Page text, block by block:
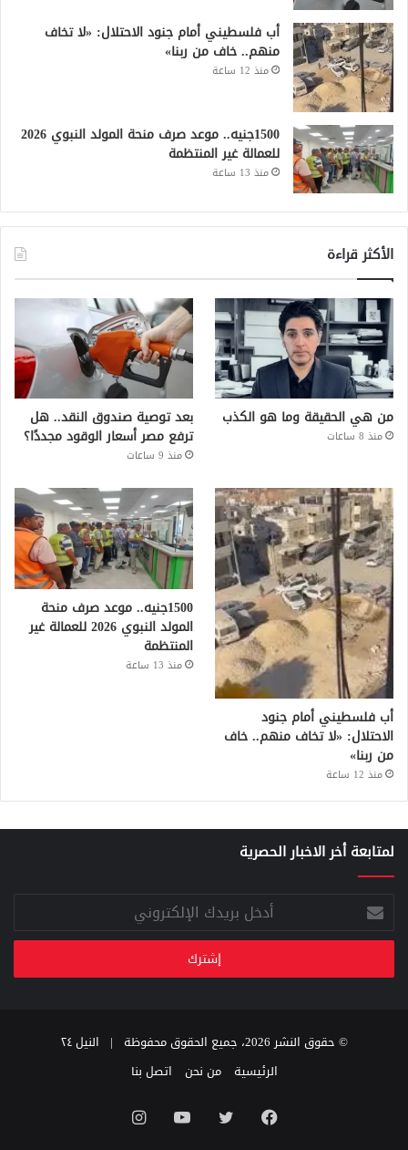
أب فلسطيني أمام جنود الاحتلال: «لا تخاف
منهم.. خاف من ربنا»
منذ 12 ساعة
1500جنيه.. موعد صرف منحة المولد النبوي 2026
للعمالة غير المنتظمة
منذ 13 ساعة
الأكثر قراءة
من هي الحقيقة وما هو الكذب
منذ 8 ساعات
بعد توصية صندوق النقد.. هل
ترفع مصر أسعار الوقود مجددًا؟
منذ 9 ساعات
أب فلسطيني أمام جنود
الاحتلال: «لا تخاف منهم.. خاف
من ربنا»
منذ 12 ساعة
1500جنيه.. موعد صرف منحة
المولد النبوي 2026 للعمالة غير
المنتظمة
منذ 13 ساعة
لمتابعة أخر الاخبار الحصرية
أدخل
بريدك
الإلكتروني
© حقوق النشر 2026، جميع الحقوق محفوظة |
النيل ٢٤
الرئيسية
من نحن اتصل بنا
فيسبوك تويتر يوتيوب